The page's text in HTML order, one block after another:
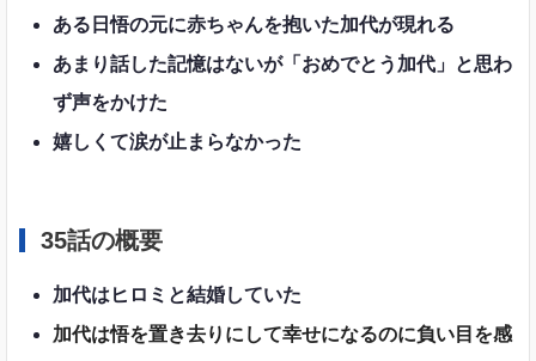
ある日悟の元に赤ちゃんを抱いた加代が現れる
あまり話した記憶はないが「おめでとう加代」と思わ
ず声をかけた
嬉しくて涙が止まらなかった
35話の概要
加代はヒロミと結婚していた
加代は悟を置き去りにして幸せになるのに負い目を感